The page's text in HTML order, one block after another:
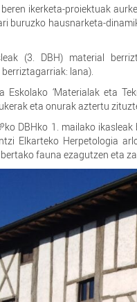
ikerketa-proiektuak
buruzko hausnarketa-
(3. DBH) material
lana).
Eskolako ‘Materialak eta
eta onurak aztertu
ko DBHko 1. mailako
Elkarteko Herpetologia
fauna ezagutzen eta